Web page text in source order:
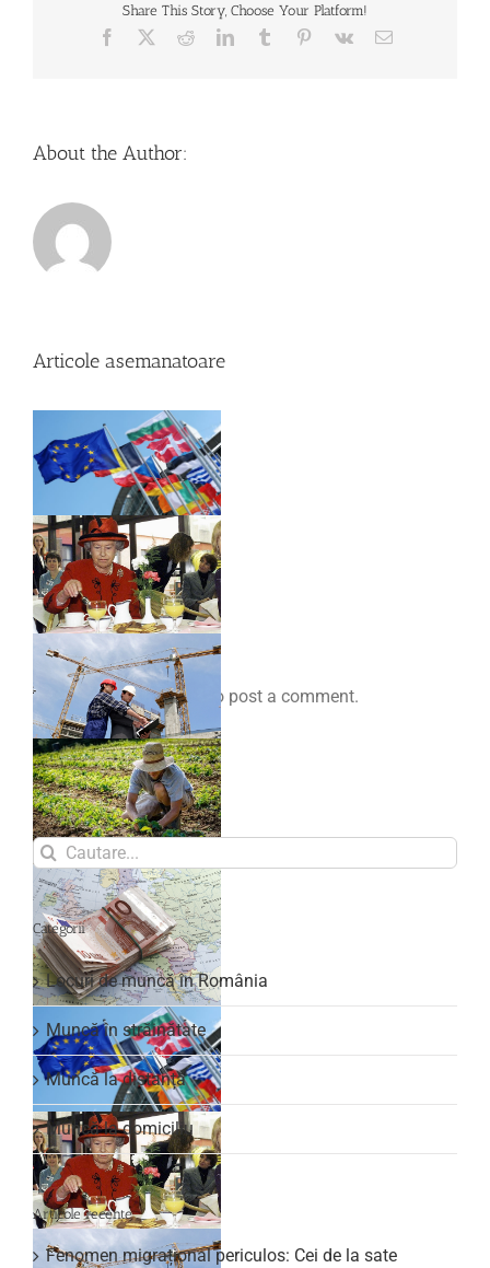
Share This Story, Choose Your Platform!
Facebook RedditLinkedInTumblr Pinterest
Vk Email
About the Author:
Articole asemanatoare
Comenteaza
You must belogged in to post a comment.
Search
for:
Categorii
Locuri de muncă în România
Muncă în străinătate
Muncă la distanță
Muncă la domiciliu
Articole recente
Fenomen migrațional periculos: Cei de la sate